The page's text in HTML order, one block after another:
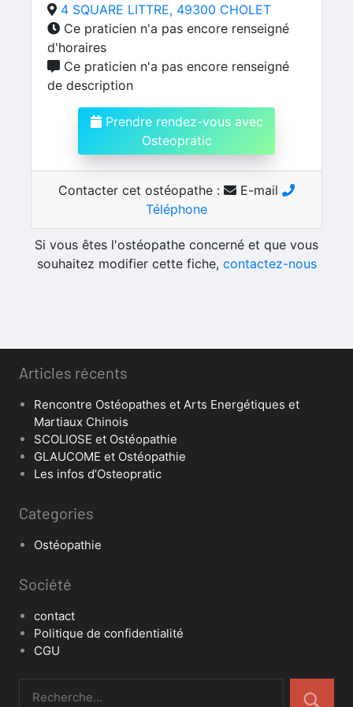
4 SQUARE LITTRE, 49300 CHOLET
Ce praticien n'a pas encore renseigné
d'horaires
Ce praticien n'a pas encore renseigné
de description
Prendre rendez-vous avec
Osteopratic
Contacter cet ostéopathe :
E-mail
Téléphone
Si vous êtes l'ostéopathe concerné et que vous
souhaitez modifier cette fiche, contactez-nous
Articles récents
Rencontre Ostéopathes et Arts Energétiques et
Martiaux Chinois
SCOLIOSE et Ostéopathie
GLAUCOME et Ostéopathie
Les infos d’Osteopratic
Categories
Ostéopathie
Société
contact
Politique de confidentialité
CGU